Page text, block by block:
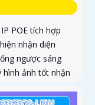
POE tích hợp
nhận diện
ngược sáng
hình ảnh tốt nhận